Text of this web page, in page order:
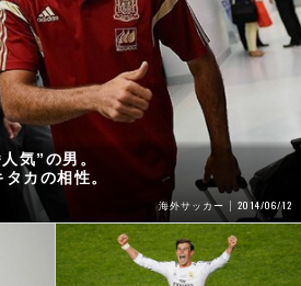
気”の男。
カの相性。
海外サッカー 2014/06/12